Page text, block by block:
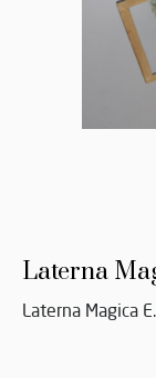
Laterna
Laterna Magica